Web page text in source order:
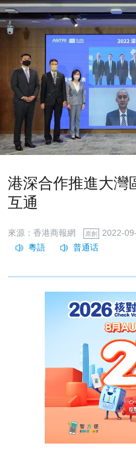
港深合作推進大灣
互通
來源：香港商報網 原創 2022-